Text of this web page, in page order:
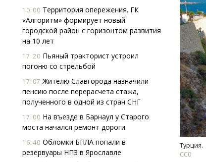
10:00 Территория опережения. ГК
«Алгоритм» формирует новый
городской район с горизонтом развития
на 10 лет
17:20 Пьяный тракторист устроил
погоню со стрельбой
17:07 Жителю Славгорода назначили
пенсию после перерасчета стажа,
полученного в одной из стран СНГ
17:00 На въезде в Барнаул у Старого
моста начался ремонт дороги
16:40 Обломки БПЛА попали в
резервуары НПЗ в Ярославле
Турция.
СС0
Архитектурный код начинается с
земли. Мощение крупноформатными
плитами становится новым
стандартом благоустройства
СТРОИТЕЛЬСТВО